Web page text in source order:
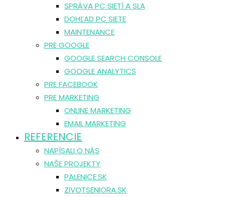
SPRÁVA PC SIETÍ A SLA
DOHĽAD PC SIETE
MAINTENANCE
PRE GOOGLE
GOOGLE SEARCH CONSOLE
GOOGLE ANALYTICS
PRE FACEBOOK
PRE MARKETING
ONLINE MARKETING
EMAIL MARKETING
REFERENCIE
NAPÍSALI O NÁS
NAŠE PROJEKTY
PALENICE.SK
ZIVOTSENIORA.SK